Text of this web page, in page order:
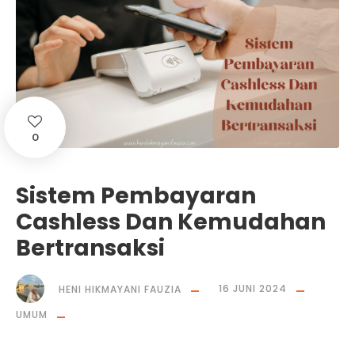
0
Sistem Pembayaran
Cashless Dan Kemudahan
Bertransaksi
HENI HIKMAYANI FAUZIA
16 JUNI 2024
UMUM